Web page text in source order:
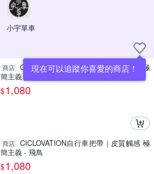
小宇單車
現在可以追蹤你喜愛的商店！
商店 CICLOVATION自行車把帶｜皮質觸感 極
簡主義 - 快樂狗
$1,080
商店 CICLOVATION自行車把帶｜皮質觸感 極
簡主義 - 飛鳥
$1,080